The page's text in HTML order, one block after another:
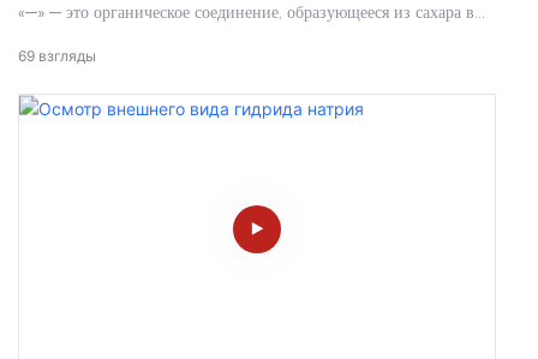
«—» — это органическое соединение, образующееся из сахара в
продуктах, содержащих сахар и имеющих низкий уровень pH.
69 взгляды